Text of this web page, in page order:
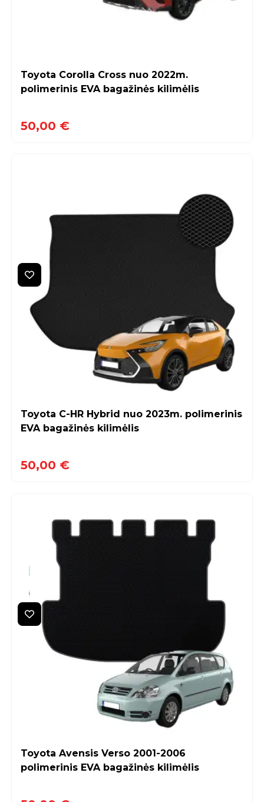
Toyota Corolla Cross nuo 2022m.
polimerinis EVA bagažinės kilimėlis
50,00 €
Toyota C-HR Hybrid nuo 2023m. polimerinis
EVA bagažinės kilimėlis
50,00 €
Toyota Avensis Verso 2001-2006
polimerinis EVA bagažinės kilimėlis